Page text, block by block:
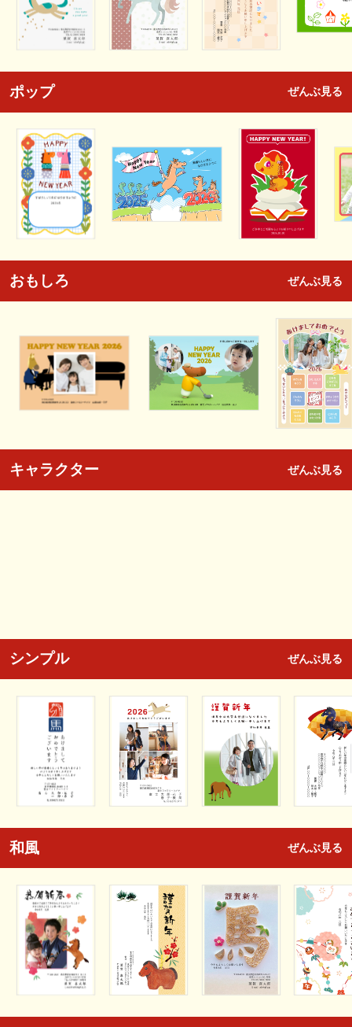
ポップ ぜんぶ見る
おもしろ ぜんぶ見る
キャラクター ぜんぶ見る
シンプル ぜんぶ見る
和風 ぜんぶ見る